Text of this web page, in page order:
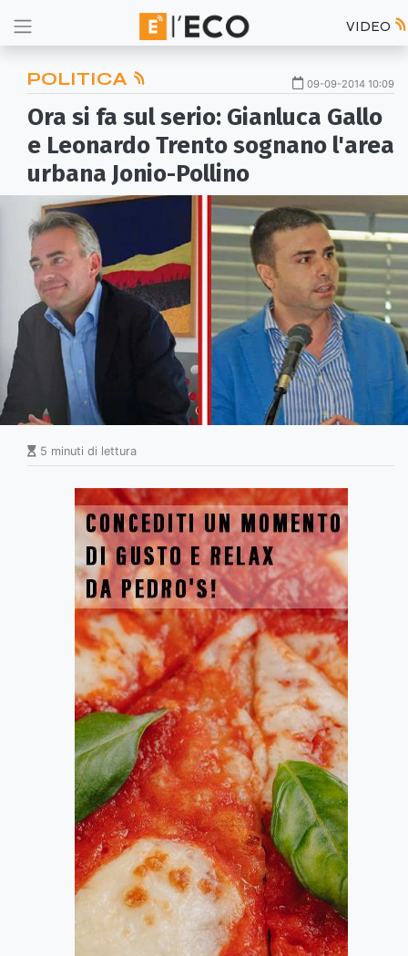
VIDEO
POLITICA 09-09-2014 10:09
Ora si fa sul serio: Gianluca Gallo
e Leonardo Trento sognano l'area
urbana Jonio-Pollino
5 minuti di lettura